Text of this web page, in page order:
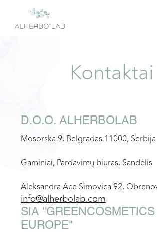
Kontaktai
D.O.O. ALHERBOLAB
Mosorska 9, Belgradas 11000, Serbija
Gaminiai, Pardavimų biuras, Sandėlis
Aleksandra Ace Simovica 92,
info@alherbolab.com
SIA "GREENCOSMETICS
EUROPE"